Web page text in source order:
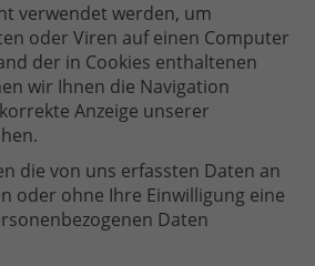
verwendet werden, um
oder Viren auf einen Computer
der in Cookies enthaltenen
wir Ihnen die Navigation
Anzeige unserer
die von uns erfassten Daten an
oder ohne Ihre Einwilligung eine
Daten